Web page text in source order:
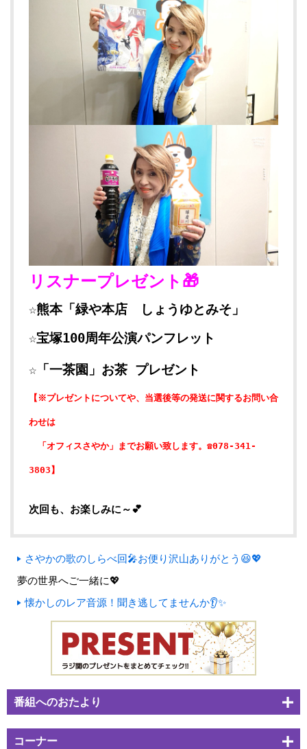
リスナープレゼント🎁
☆熊本「緑や本店 しょうゆとみそ」
☆宝塚100周年公演パンフレット
☆「一茶園」お茶 プレゼント
【※プレゼントについてや、当選後等の発送に関するお問い合
わせは
「オフィスさやか」までお願い致します。☎078-341-
3803】
次回も、お楽しみに～💕
さやかの歌のしらべ回🎤お便り沢山ありがとう😆💖
夢の世界へご一緒に💖
懐かしのレア音源！聞き逃してませんか👂✨
番組へのおたより
コーナー